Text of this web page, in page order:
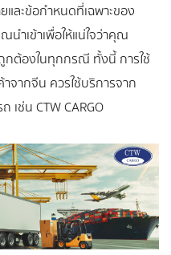
ละข้อกำหนดที่เฉพาะของ
นำเข้าเพื่อให้แน่ใจว่าคุณ
ต้องในทุกกรณี ทั้งนี้ การใช้
จากจีน ควรใช้บริการจาก
เช่น CTW CARGO